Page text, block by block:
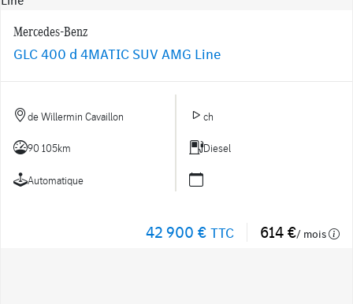
Mercedes-Benz
GLC 400 d 4MATIC SUV AMG Line
de Willermin Cavaillon ch
90 105km Diesel
Automatique
42 900 € TTC 614 €/ mois